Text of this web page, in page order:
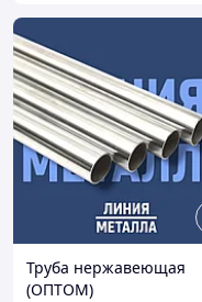
Труба нержавеющая
(ОПТОМ)